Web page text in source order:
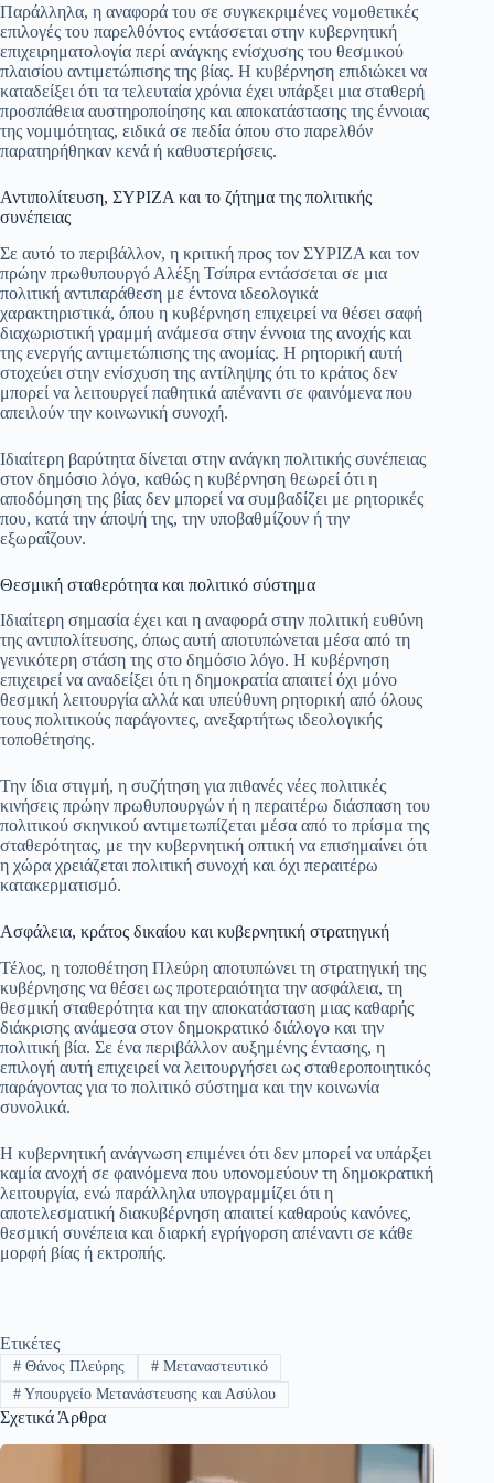
Παράλληλα, η αναφορά του σε συγκεκριμένες νομοθετικές
επιλογές του παρελθόντος εντάσσεται στην κυβερνητική
επιχειρηματολογία περί ανάγκης ενίσχυσης του θεσμικού
πλαισίου αντιμετώπισης της βίας. Η κυβέρνηση επιδιώκει να
καταδείξει ότι τα τελευταία χρόνια έχει υπάρξει μια σταθερή
προσπάθεια αυστηροποίησης και αποκατάστασης της έννοιας
της νομιμότητας, ειδικά σε πεδία όπου στο παρελθόν
παρατηρήθηκαν κενά ή καθυστερήσεις.
Αντιπολίτευση, ΣΥΡΙΖΑ και το ζήτημα της πολιτικής
συνέπειας
Σε αυτό το περιβάλλον, η κριτική προς τον ΣΥΡΙΖΑ και τον
πρώην πρωθυπουργό Αλέξη Τσίπρα εντάσσεται σε μια
πολιτική αντιπαράθεση με έντονα ιδεολογικά
χαρακτηριστικά, όπου η κυβέρνηση επιχειρεί να θέσει σαφή
διαχωριστική γραμμή ανάμεσα στην έννοια της ανοχής και
της ενεργής αντιμετώπισης της ανομίας. Η ρητορική αυτή
στοχεύει στην ενίσχυση της αντίληψης ότι το κράτος δεν
μπορεί να λειτουργεί παθητικά απέναντι σε φαινόμενα που
απειλούν την κοινωνική συνοχή.
Ιδιαίτερη βαρύτητα δίνεται στην ανάγκη πολιτικής συνέπειας
στον δημόσιο λόγο, καθώς η κυβέρνηση θεωρεί ότι η
αποδόμηση της βίας δεν μπορεί να συμβαδίζει με ρητορικές
που, κατά την άποψή της, την υποβαθμίζουν ή την
εξωραΐζουν.
Θεσμική σταθερότητα και πολιτικό σύστημα
Ιδιαίτερη σημασία έχει και η αναφορά στην πολιτική ευθύνη
της αντιπολίτευσης, όπως αυτή αποτυπώνεται μέσα από τη
γενικότερη στάση της στο δημόσιο λόγο. Η κυβέρνηση
επιχειρεί να αναδείξει ότι η δημοκρατία απαιτεί όχι μόνο
θεσμική λειτουργία αλλά και υπεύθυνη ρητορική από όλους
τους πολιτικούς παράγοντες, ανεξαρτήτως ιδεολογικής
τοποθέτησης.
Την ίδια στιγμή, η συζήτηση για πιθανές νέες πολιτικές
κινήσεις πρώην πρωθυπουργών ή η περαιτέρω διάσπαση του
πολιτικού σκηνικού αντιμετωπίζεται μέσα από το πρίσμα της
σταθερότητας, με την κυβερνητική οπτική να επισημαίνει ότι
η χώρα χρειάζεται πολιτική συνοχή και όχι περαιτέρω
κατακερματισμό.
Ασφάλεια, κράτος δικαίου και κυβερνητική στρατηγική
Τέλος, η τοποθέτηση Πλεύρη αποτυπώνει τη στρατηγική της
κυβέρνησης να θέσει ως προτεραιότητα την ασφάλεια, τη
θεσμική σταθερότητα και την αποκατάσταση μιας καθαρής
διάκρισης ανάμεσα στον δημοκρατικό διάλογο και την
πολιτική βία. Σε ένα περιβάλλον αυξημένης έντασης, η
επιλογή αυτή επιχειρεί να λειτουργήσει ως σταθεροποιητικός
παράγοντας για το πολιτικό σύστημα και την κοινωνία
συνολικά.
Η κυβερνητική ανάγνωση επιμένει ότι δεν μπορεί να υπάρξει
καμία ανοχή σε φαινόμενα που υπονομεύουν τη δημοκρατική
λειτουργία, ενώ παράλληλα υπογραμμίζει ότι η
αποτελεσματική διακυβέρνηση απαιτεί καθαρούς κανόνες,
θεσμική συνέπεια και διαρκή εγρήγορση απέναντι σε κάθε
μορφή βίας ή εκτροπής.
Ετικέτες
#Θάνος Πλεύρης #Μεταναστευτικό
#Υπουργείο Μετανάστευσης και Ασύλου
Σχετικά Άρθρα